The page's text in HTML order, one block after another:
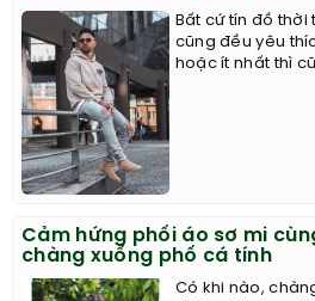
Bất cứ tín đồ
cũng đều yêu
hoặc ít nhất thì
Cảm hứng phối áo sơ mi
chàng xuống phố cá tính
Có khi nào,